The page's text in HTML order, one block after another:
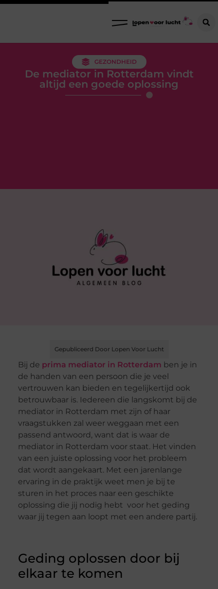
GEZONDHEID
De mediator in Rotterdam vindt
altijd een goede oplossing
Gepubliceerd Door Lopen Voor Lucht
Bij de prima mediator in Rotterdam ben je in
de handen van een persoon die je veel
vertrouwen kan bieden en tegelijkertijd ook
betrouwbaar is. Iedereen die langskomt bij de
mediator in Rotterdam met zijn of haar
vraagstukken zal weer weggaan met een
passend antwoord, want dat is waar de
mediator in Rotterdam voor staat. Het vinden
van een juiste oplossing voor het probleem
dat wordt aangekaart. Met een jarenlange
ervaring in de praktijk weet men je bij te
sturen in het proces naar een geschikte
oplossing die jij nodig hebt voor het geding
waar jij tegen aan loopt met een andere partij.
Geding oplossen door bij
elkaar te komen